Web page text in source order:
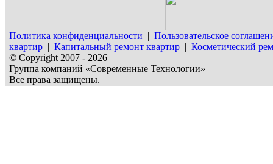
Политика конфиденциальности | Пользовательское
квартир | Капитальный ремонт квартир | Косметический
© Copyright 2007 - 2026
Группа компаний «Современные Технологии»
Все права защищены.